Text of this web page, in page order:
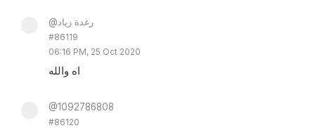
@رغدة زياد
#86119
06:16 PM, 25 Oct 2020
اه والله
@1092786808
#86120